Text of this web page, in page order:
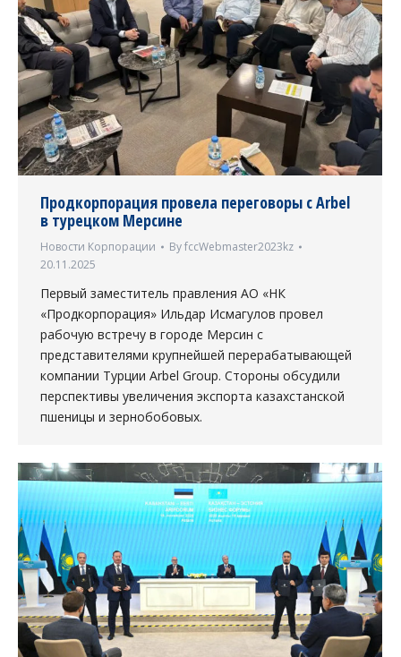
Продкорпорация провела переговоры с Arbel
в турецком Мерсине
Новости Корпорации ByfccWebmaster2023kz
20.11.2025
Первый заместитель правления АО «НК
«Продкорпорация» Ильдар Исмагулов провел
рабочую встречу в городе Мерсин с
представителями крупнейшей перерабатывающей
компании Турции Arbel Group. Стороны обсудили
перспективы увеличения экспорта казахстанской
пшеницы и зернобобовых.